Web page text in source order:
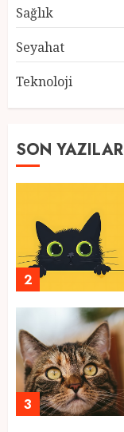
Sağlık
Seyahat
Teknoloji
SON YAZILAR
5
1
2
3